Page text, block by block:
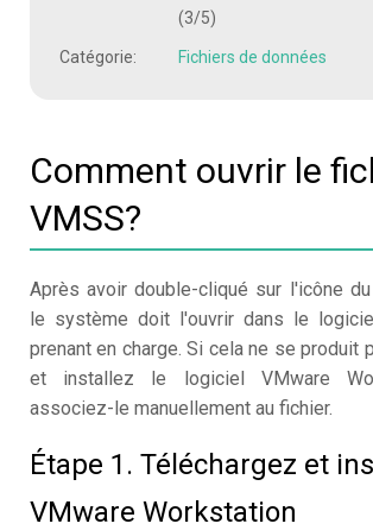
(3/5)
Catégorie: Fichiers de données
Comment ouvrir le
VMSS?
Après avoir double-cliqué sur l'icône du
le système doit l'ouvrir dans le
prenant en charge. Si cela ne se produit
et installez le logiciel VMware
associez-le manuellement au fichier.
Étape 1. Téléchargez et
VMware Workstation